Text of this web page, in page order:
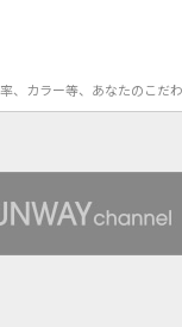
カラー等、あなたのこだ